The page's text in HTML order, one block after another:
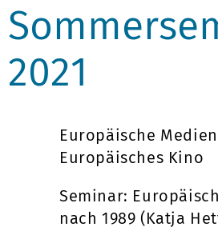
2021
Europäische
Europäisches Kino
Seminar:
nach 1989 (Katja